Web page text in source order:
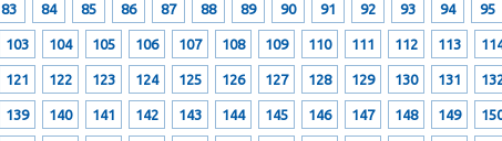
83 84 85 86 87 88 89 90 91 92 93 94 95
103 104 105 106 107 108 109 110 111 112 113
121 122 123 124 125 126 127 128 129 130 131
139 140 141 142 143 144 145 146 147 148 149